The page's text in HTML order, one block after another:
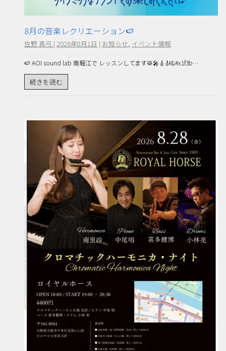
8月の音楽レクリエーション🍉
佐野 真弓 | 2026年8月1日 | お知らせ イベント情報
🍉 AOI sound lab 南堀江で レッスンしてます🥁🎤🎸🎻&#x1f3b…
続きを読む